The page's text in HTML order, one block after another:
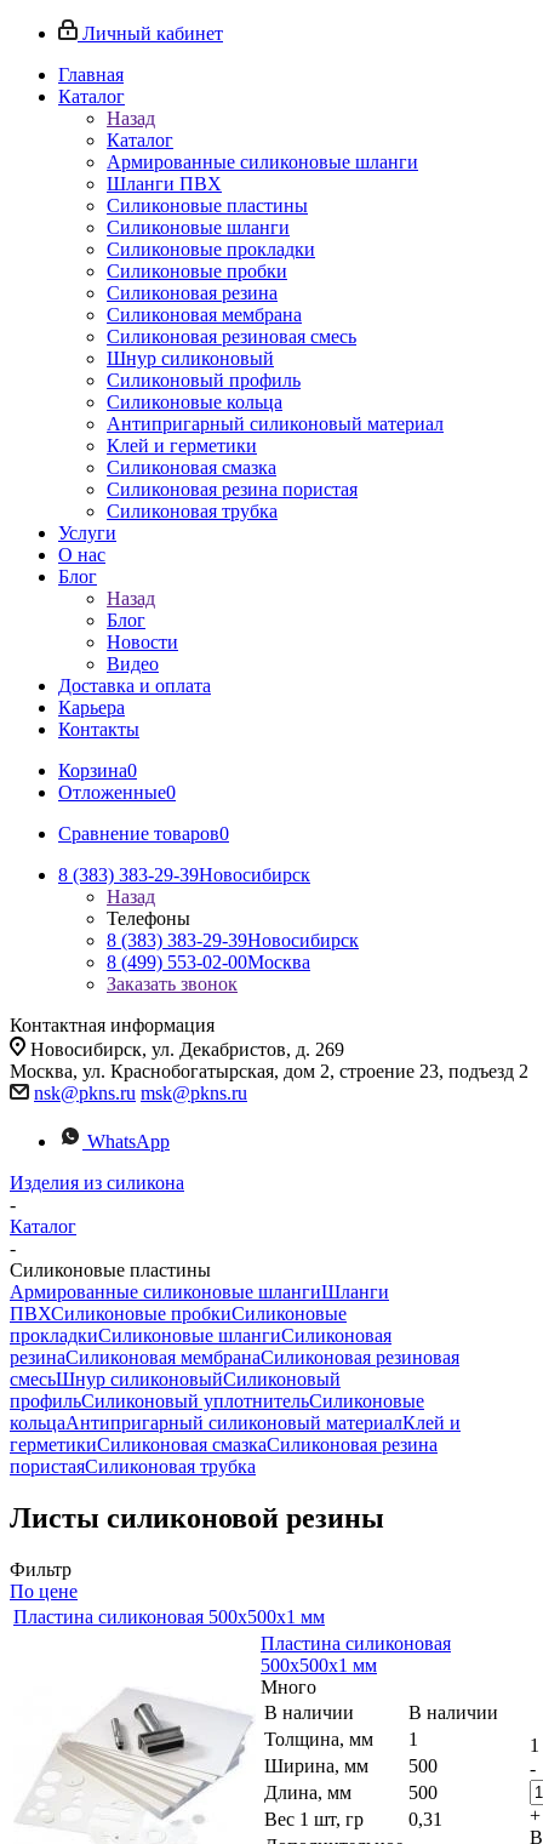
Личный кабинет
Главная
Каталог
Назад
Каталог
Армированные силиконовые шланги
Шланги ПВХ
Силиконовые пластины
Силиконовые шланги
Силиконовые прокладки
Силиконовые пробки
Силиконовая резина
Силиконовая мембрана
Силиконовая резиновая смесь
Шнур силиконовый
Силиконовый профиль
Силиконовые кольца
Антипригарный силиконовый материал
Клей и герметики
Силиконовая смазка
Силиконовая резина пористая
Силиконовая трубка
Услуги
О нас
Блог
Назад
Блог
Новости
Видео
Доставка и оплата
Карьера
Контакты
Корзина0
Отложенные0
Сравнение товаров0
8 (383) 383-29-39Новосибирск
Назад
Телефоны
8 (383) 383-29-39Новосибирск
8 (499) 553-02-00Москва
Заказать звонок
Контактная информация
Новосибирск, ул. Декабристов, д. 269
Москва, ул. Краснобогатырская, дом 2, строение 23, подъезд 2
nsk@pkns.ru msk@pkns.ru
WhatsApp
Изделия из силикона
-
Каталог
-
Силиконовые пластины
Армированные силиконовые шлангиШланги
ПВХСиликоновые пробкиСиликоновые
прокладкиСиликоновые шлангиСиликоновая
резинаСиликоновая мембранаСиликоновая резиновая
смесьШнур силиконовыйСиликоновый
профильСиликоновый уплотнительСиликоновые
кольцаАнтипригарный силиконовый материалКлей и
герметикиСиликоновая смазкаСиликоновая резина
пористаяСиликоновая трубка
Листы силиконовой резины
Фильтр
По цене
Пластина силиконовая 500x500x1 мм
Пластина силиконовая
500x500x1 мм
Много
В наличии
В наличии
Толщина, мм
1
Ширина, мм
500
Длина, мм
500
Вес 1 шт, гр
0,31
-
+
В